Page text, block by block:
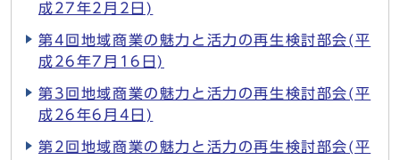
成27年2月2日)
第4回地域商業の魅力と活力の再生検討部会(平
成26年7月16日)
第3回地域商業の魅力と活力の再生検討部会(平
成26年6月4日)
第2回地域商業の魅力と活力の再生検討部会(平